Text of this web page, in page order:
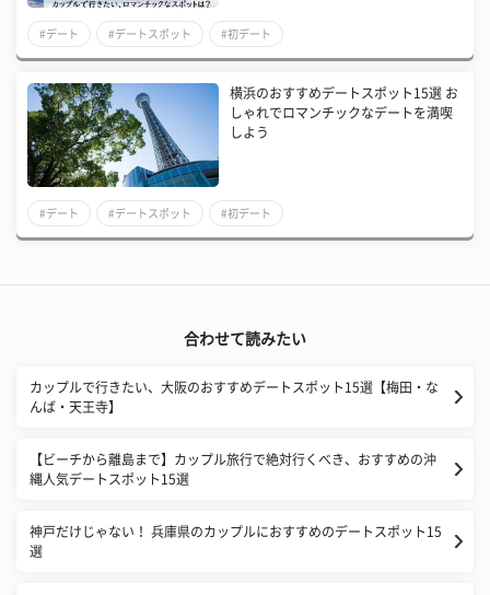
#デート #デートスポット #初デート
横浜のおすすめデートスポット15選 お
しゃれでロマンチックなデートを満喫
しよう
#デート #デートスポット #初デート
合わせて読みたい
カップルで行きたい、大阪のおすすめデートスポット15選【梅田・な
んば・天王寺】
【ビーチから離島まで】カップル旅行で絶対行くべき、おすすめの沖
縄人気デートスポット15選
神戸だけじゃない！ 兵庫県のカップルにおすすめのデートスポット15
選